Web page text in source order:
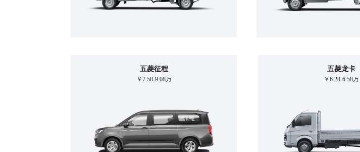
五菱征程
￥7.58-9.08万
五菱龙卡
￥6.28-6.58万